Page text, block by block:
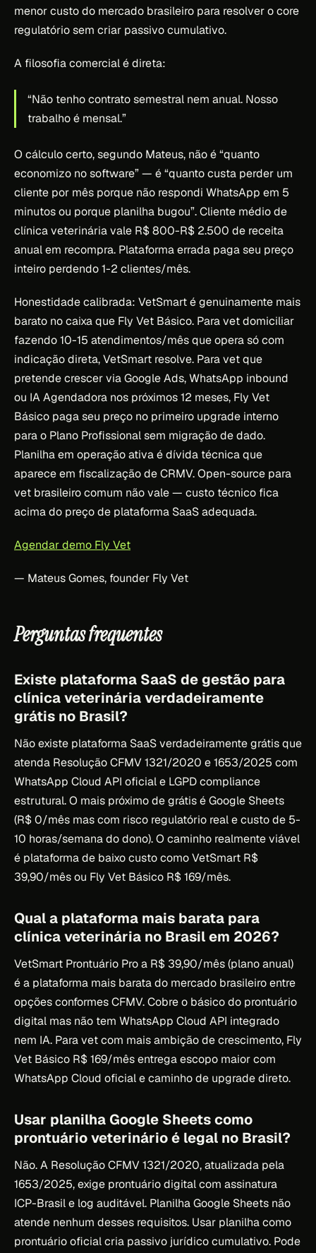
menor custo do mercado brasileiro para resolver o core
regulatório sem criar passivo cumulativo.
A filosofia comercial é direta:
“Não tenho contrato semestral nem anual. Nosso
trabalho é mensal.”
O cálculo certo, segundo Mateus, não é “quanto
economizo no software” — é “quanto custa perder um
cliente por mês porque não respondi WhatsApp em 5
minutos ou porque planilha bugou”. Cliente médio de
clínica veterinária vale R$ 800-R$ 2.500 de receita
anual em recompra. Plataforma errada paga seu preço
inteiro perdendo 1-2 clientes/mês.
Honestidade calibrada: VetSmart é genuinamente mais
barato no caixa que Fly Vet Básico. Para vet domiciliar
fazendo 10-15 atendimentos/mês que opera só com
indicação direta, VetSmart resolve. Para vet que
pretende crescer via Google Ads, WhatsApp inbound
ou IA Agendadora nos próximos 12 meses, Fly Vet
Básico paga seu preço no primeiro upgrade interno
para o Plano Profissional sem migração de dado.
Planilha em operação ativa é dívida técnica que
aparece em fiscalização de CRMV. Open-source para
vet brasileiro comum não vale — custo técnico fica
acima do preço de plataforma SaaS adequada.
Agendar demo Fly Vet
— Mateus Gomes, founder Fly Vet
Perguntas frequentes
Existe plataforma SaaS de gestão para
clínica veterinária verdadeiramente
grátis no Brasil?
Não existe plataforma SaaS verdadeiramente grátis que
atenda Resolução CFMV 1321/2020 e 1653/2025 com
WhatsApp Cloud API oficial e LGPD compliance
estrutural. O mais próximo de grátis é Google Sheets
(R$ 0/mês mas com risco regulatório real e custo de 5-
10 horas/semana do dono). O caminho realmente viável
é plataforma de baixo custo como VetSmart R$
39,90/mês ou Fly Vet Básico R$ 169/mês.
Qual a plataforma mais barata para
clínica veterinária no Brasil em 2026?
VetSmart Prontuário Pro a R$ 39,90/mês (plano anual)
é a plataforma mais barata do mercado brasileiro entre
opções conformes CFMV. Cobre o básico do prontuário
digital mas não tem WhatsApp Cloud API integrado
nem IA. Para vet com mais ambição de crescimento, Fly
Vet Básico R$ 169/mês entrega escopo maior com
WhatsApp Cloud oficial e caminho de upgrade direto.
Usar planilha Google Sheets como
prontuário veterinário é legal no Brasil?
Não. A Resolução CFMV 1321/2020, atualizada pela
1653/2025, exige prontuário digital com assinatura
ICP-Brasil e log auditável. Planilha Google Sheets não
atende nenhum desses requisitos. Usar planilha como
prontuário oficial cria passivo jurídico cumulativo. Pode